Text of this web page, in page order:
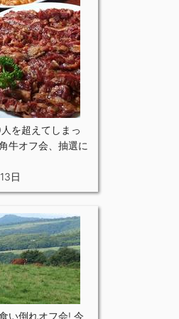
を超えてしまっ
牛オフ会、抽選に
日
い倒れオフ会! 今